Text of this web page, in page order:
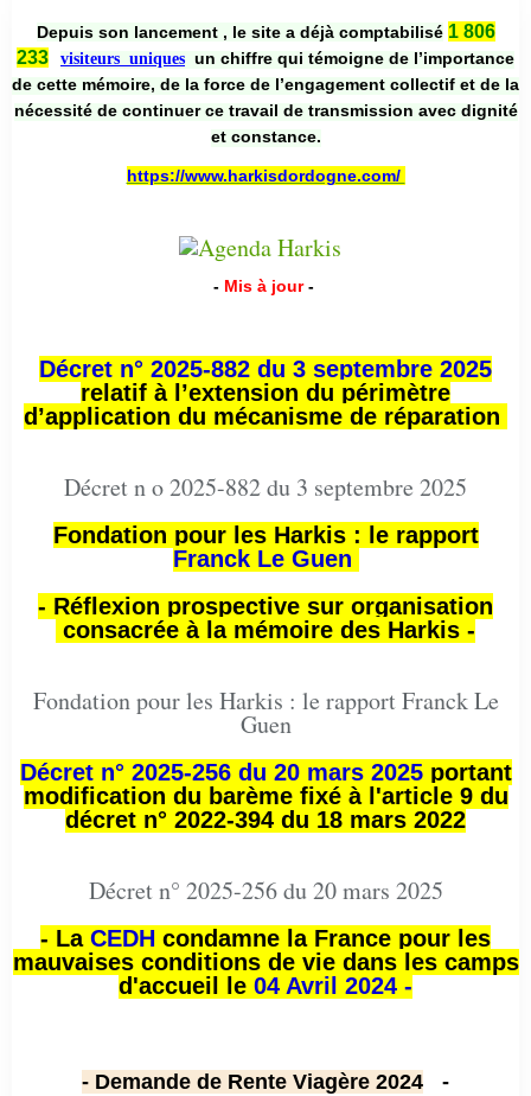
Depuis son lancement , le site a déjà comptabilisé 1 806
233
visiteurs uniques un chiffre qui témoigne de l’importance
de cette mémoire, de la force de l’engagement collectif et de la
nécessité de continuer ce travail de transmission avec dignité
et constance.
https://www.harkisdordogne.com/
- Mis à jour -
Décret n° 2025-882 du 3 septembre 2025
relatif à l’extension du périmètre
d’application du mécanisme de réparation
Décret n o 2025-882 du 3 septembre 2025
Fondation pour les Harkis : le rapport
Franck Le Guen
- Réflexion prospective sur organisation
consacrée à la mémoire des Harkis -
Fondation pour les Harkis : le rapport Franck Le
Guen
Décret n° 2025-256 du 20 mars 2025portant
modification du barème fixé à l'article 9 du
décret n° 2022-394 du 18 mars 2022
Décret n° 2025-256 du 20 mars 2025
- La CEDH condamne la France pour les
mauvaises conditions de vie dans les camps
d'accueil le 04 Avril 2024 -
- Demande de Rente Viagère 2024 -